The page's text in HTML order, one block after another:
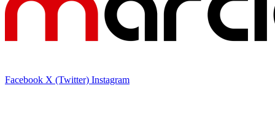
Facebook X (Twitter) Instagram